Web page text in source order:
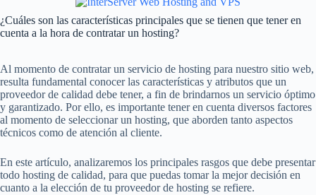
¿Cuáles son las características principales que se tienen que tener en
cuenta a la hora de contratar un hosting?
Al momento de contratar un servicio de hosting para nuestro sitio web,
resulta fundamental conocer las características y atributos que un
proveedor de calidad debe tener, a fin de brindarnos un servicio óptimo
y garantizado. Por ello, es importante tener en cuenta diversos factores
al momento de seleccionar un hosting, que aborden tanto aspectos
técnicos como de atención al cliente.
En este artículo, analizaremos los principales rasgos que debe presentar
todo hosting de calidad, para que puedas tomar la mejor decisión en
cuanto a la elección de tu proveedor de hosting se refiere.